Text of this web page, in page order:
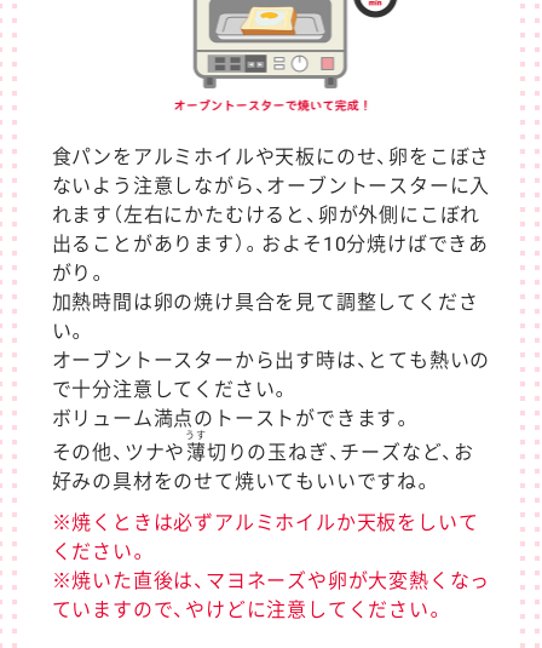
食パンをアルミホイルや天板にのせ、卵をこぼさ
ないよう注意しながら、オーブントースターに入
れます（左右にかたむけると、卵が外側にこぼれ
出ることがあります）。およそ10分焼けばできあ
がり。
加熱時間は卵の焼け具合を見て調整してくださ
い。
オーブントースターから出す時は、とても熱いの
で十分注意してください。
ボリューム満点のトーストができます。
その他、ツナや 薄
うす
切りの玉ねぎ、チーズなど、お
好みの具材をのせて焼いてもいいですね。
※焼くときは必ずアルミホイルか天板をしいて
ください。
※焼いた直後は、マヨネーズや卵が大変熱くなっ
ていますので、やけどに注意してください。